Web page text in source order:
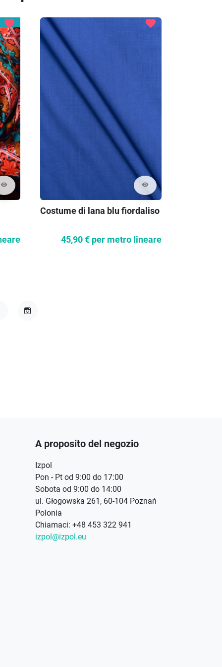
visibility
favorite
visibility
favorite
Costume di lana blu fiordaliso
45,90 € per metro lineare
A proposito del negozio
Izpol
Pon - Pt od 9:00 do 17:00
Sobota od 9:00 do 14:00
ul. Głogowska 261, 60-104 Poznań
Polonia
Chiamaci: +48 453 322 941
izpol@izpol.eu